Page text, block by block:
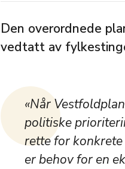
Den overordnede
vedtatt av
«Når
politiske
rette for
er behov for en